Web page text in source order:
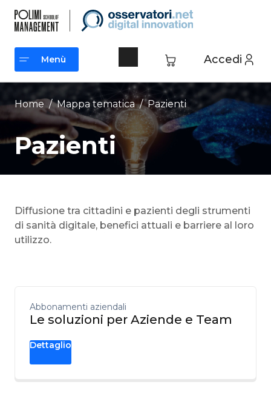
contenuto
Accedi
Menù
Menù
Home / Mappa tematica /Pazienti
Pazienti
Diffusione tra cittadini e pazienti degli strumenti
di sanità digitale, benefici attuali e barriere al loro
utilizzo.
Abbonamenti aziendali
Le soluzioni per Aziende e Team
Dettaglio